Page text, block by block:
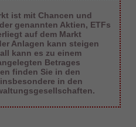
ist mit Chancen und
genannten Aktien, ETFs
auf dem Markt
Anlagen kann steigen
kann es zu einem
Betrages
finden Sie in den
in den